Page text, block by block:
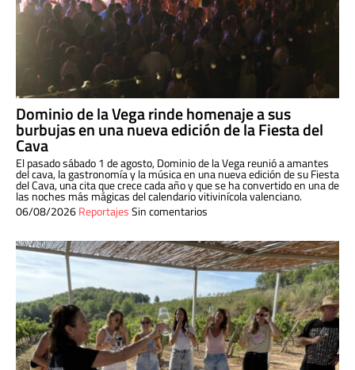
Dominio de la Vega rinde homenaje a sus
burbujas en una nueva edición de la Fiesta del
Cava
El pasado sábado 1 de agosto, Dominio de la Vega reunió a amantes
del cava, la gastronomía y la música en una nueva edición de su Fiesta
del Cava, una cita que crece cada año y que se ha convertido en una de
las noches más mágicas del calendario vitivinícola valenciano.
06/08/2026ReportajesSin comentarios